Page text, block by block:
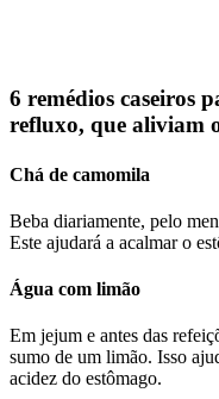
6 remédios caseiros
refluxo, que aliviam
Chá de camomila
Beba diariamente, pelo
Este ajudará a acalmar o
Água com limão
Em jejum e antes das
sumo de um limão. Isso
acidez do estômago.